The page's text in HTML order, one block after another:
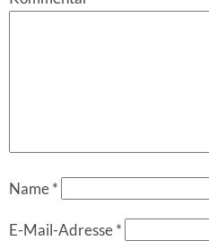
Name*
E-Mail-Adresse*